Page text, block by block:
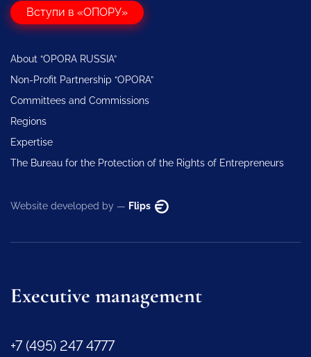
Вступи в «ОПОРУ»
About “OPORA RUSSIA”
Non-Profit Partnership “OPORA”
Committees and Commissions
Regions
Expertise
The Bureau for the Protection of the Rights of Entrepreneurs
Website developed by — Flips
Executive management
+7 (495) 247 4777